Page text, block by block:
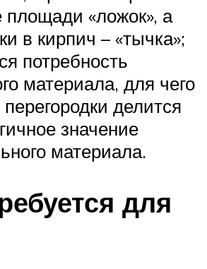
площади «ложок», а
в кирпич – «тычка»;
потребность
материала, для чего
делится
значение
материала.
для